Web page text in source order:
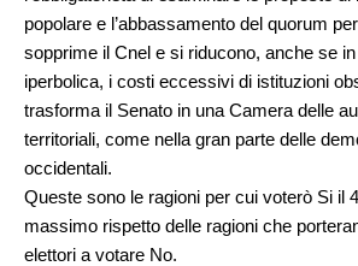
popolare e l’abbassamento del quorum
sopprime il Cnel e si riducono, anche se
iperbolica, i costi eccessivi di istituzioni
trasforma il Senato in una Camera delle
territoriali, come nella gran parte delle
occidentali.
Queste sono le ragioni per cui voterò Si il
massimo rispetto delle ragioni che
elettori a votare No.